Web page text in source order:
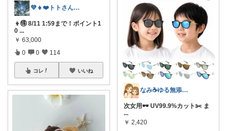
💚👧❤️トトさん 8月🥵
👦🉐 8/11 1:59まで！ポイント1
0 ...
￥ 63,000
0 0 114
コレ いいね
なみ☕ゆる無添加🌱5歳差姉妹
次女用🕶️ UV99.9%カット✂️ ま
...
￥ 2,420